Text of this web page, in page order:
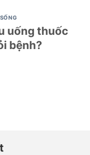
uống thuốc
bệnh?